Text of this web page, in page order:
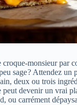
croque-monsieur par
sage ? Attendez un
deux ou trois
peut devenir un vrai
ou carrément